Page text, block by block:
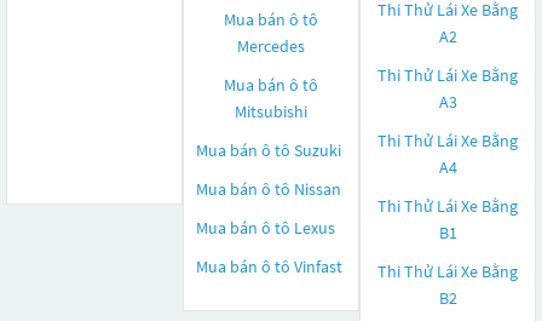
Mua bán ô tô
Mercedes
Mua bán ô tô
Mitsubishi
Mua bán ô tô Suzuki
Mua bán ô tô Nissan
Mua bán ô tô Lexus
Mua bán ô tô Vinfast
Thi Thử Lái Xe Bằng
A2
Thi Thử Lái Xe Bằng
A3
Thi Thử Lái Xe Bằng
A4
Thi Thử Lái Xe Bằng
B1
Thi Thử Lái Xe Bằng
B2